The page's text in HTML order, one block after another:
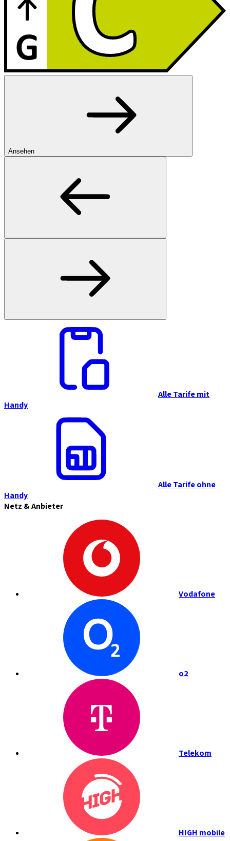
Ansehen
Alle Tarife mit
Handy
Alle Tarife ohne
Handy
Netz & Anbieter
Vodafone
o2
Telekom
HIGH mobile